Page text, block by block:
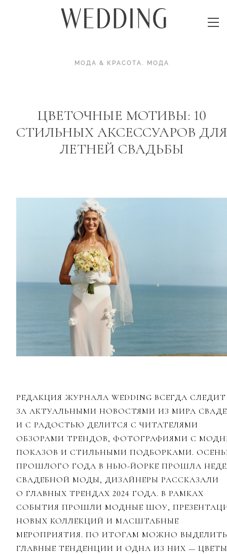
МОДА & КРАСОТА. МОДА
ЦВЕТОЧНЫЕ МОТИВЫ: 10
СТИЛЬНЫХ АКСЕССУАРОВ ДЛЯ
ЛЕТНЕЙ СВАДЬБЫ
РЕДАКЦИЯ ЖУРНАЛА WEDDING ВСЕГДА СЛЕДИТ
ЗА АКТУАЛЬНЫМИ НОВОСТЯМИ ИЗ МИРА
И С РАДОСТЬЮ ДЕЛИТСЯ С ЧИТАТЕЛЯМИ
ОБЗОРАМИ ТРЕНДОВ, ФОТОГРАФИЯМИ С
ПОКАЗОВ И СТИЛЬНЫМИ ПОДБОРКАМИ.
ПРОШЛОГО ГОДА В НЬЮ-ЙОРКЕ ПРОШЛА
СВАДЕБНОЙ МОДЫ, ДИЗАЙНЕРЫ РАССКАЗАЛИ
О ГЛАВНЫХ ТРЕНДАХ 2024 ГОДА. В РАМКАХ
СОБЫТИЯ ПРОШЛИ МОДНЫЕ ШОУ,
НОВЫХ КОЛЛЕКЦИЙ И МАСШТАБНЫЕ
МЕРОПРИЯТИЯ. ПО ИТОГАМ МОЖНО ВЫДЕЛИТЬ
ГЛАВНЫЕ ТЕНДЕНЦИИ И ОДНА ИЗ НИХ — ЦВЕТЫ